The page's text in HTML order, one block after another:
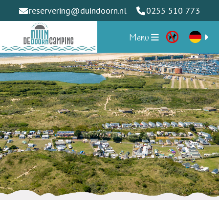
Menu
reservering@duindoorn.nl 0255 510 773